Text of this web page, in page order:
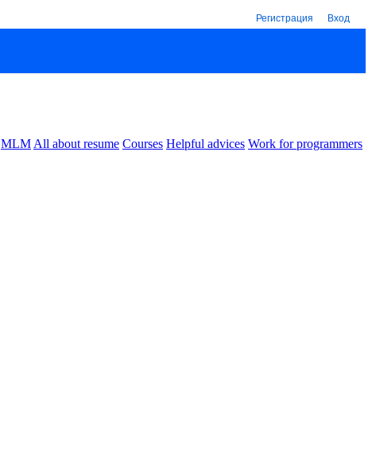
Регистрация Вход
MLM All about resume Courses Helpful advices Work for programmers